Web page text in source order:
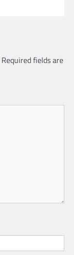
Required fields are